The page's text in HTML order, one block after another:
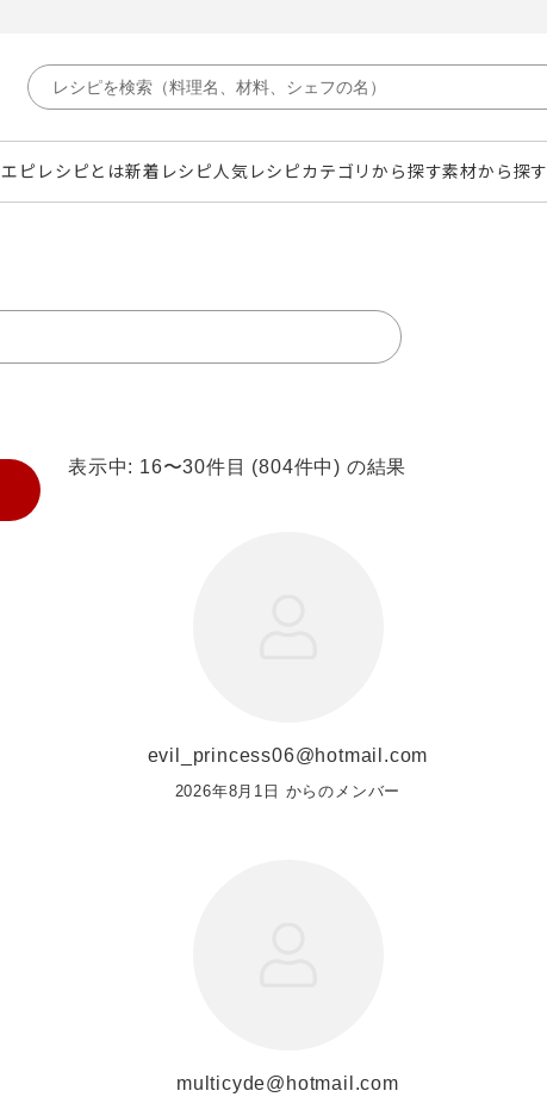
エピレシピとは新着レシピ人気レシピカテゴリから探す素材から探す
表示中: 16〜30件目 (804件中) の結果
evil_princess06@hotmail.com
2026年8月1日 からのメンバー
multicyde@hotmail.com